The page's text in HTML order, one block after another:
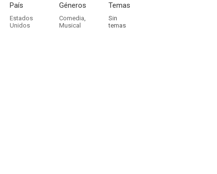
País
Estados
Unidos
Géneros
Comedia,
Musical
Temas
Sin
temas